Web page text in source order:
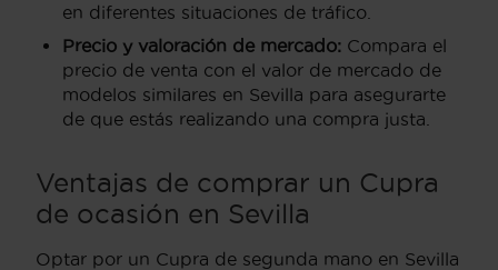
en diferentes situaciones de tráfico.
Precio y valoración de mercado: Compara el
precio de venta con el valor de mercado de
modelos similares en Sevilla para asegurarte
de que estás realizando una compra justa.
Ventajas de comprar un Cupra
de ocasión en Sevilla
Optar por un Cupra de segunda mano en Sevilla